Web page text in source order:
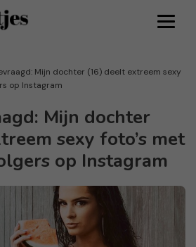
Mijn dochter (16) deelt extreem sexy
op Instagram
Mijn dochter
sexy foto’s met
op Instagram